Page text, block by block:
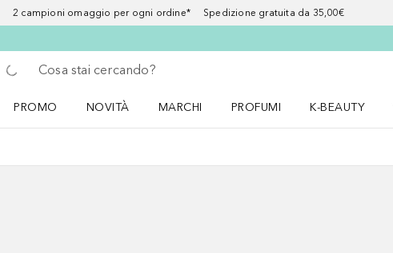
2 campioni omaggio per ogni ordine* Spedizione gratuita da 35,00€
Torna indietro
Esegui ricerca
PROMO
NOVITÀ
MARCHI
PROFUMI
K-BEAUTY